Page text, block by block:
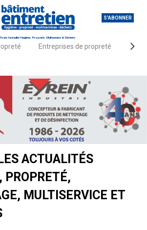
S'ABONNER
Toute l'actualité Hygiène, Propreté, Multiservice & Déchets
Entreprises de propreté
ACTUALITÉS
PROPRETÉ,
MULTISERVICE ET